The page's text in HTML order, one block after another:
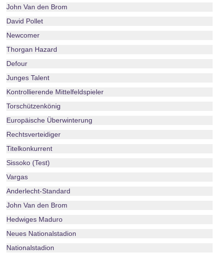
John Van den Brom
David Pollet
Newcomer
Thorgan Hazard
Defour
Junges Talent
Kontrollierende Mittelfeldspieler
Torschützenkönig
Europäische Überwinterung
Rechtsverteidiger
Titelkonkurrent
Sissoko (Test)
Vargas
Anderlecht-Standard
John Van den Brom
Hedwiges Maduro
Neues Nationalstadion
Nationalstadion